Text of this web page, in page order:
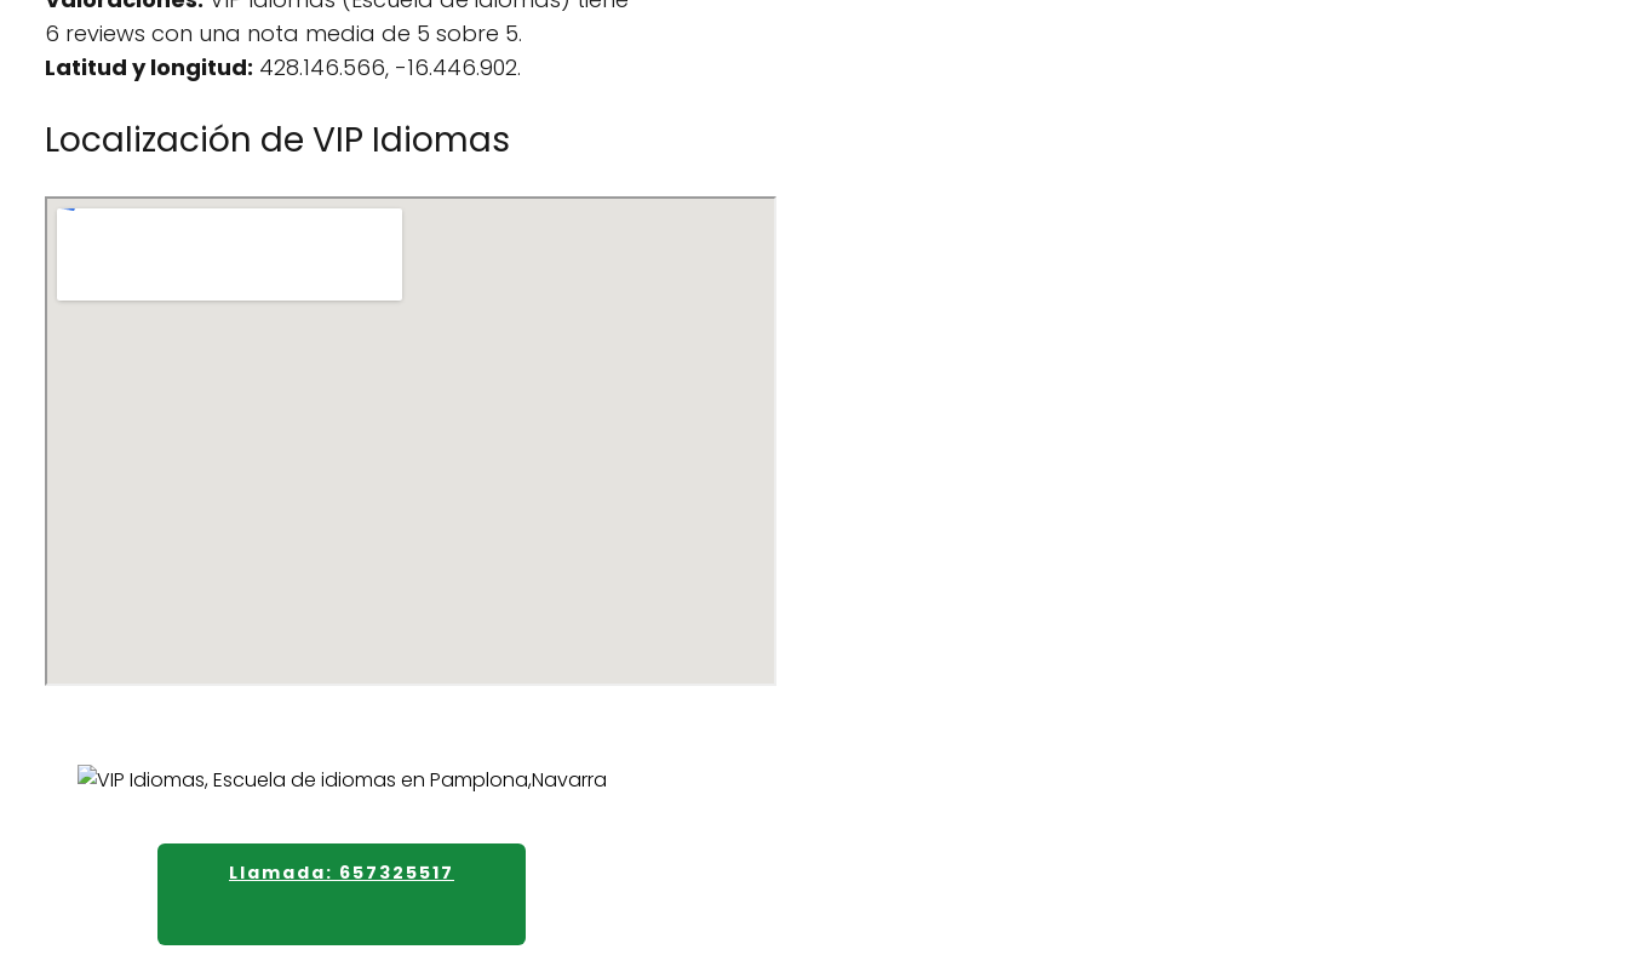
6 reviews con una nota media de 5 sobre 5.
Latitud y longitud: 428.146.566, -16.446.902.
Localización de VIP Idiomas
Llamada: 657325517